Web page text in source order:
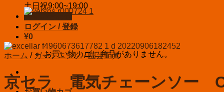
土日祝9:00~19:00
お問い合わせ
ログイン / 登録
¥0
お買い物カゴに商品がありません。
ホーム / ガーデニング / 園芸工具
京セラ 電気チェーンソー